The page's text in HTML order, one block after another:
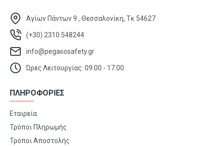
Αγίων Πάντων 9 , Θεσσαλονίκη, Τκ 54627
(+30) 2310 548244
info@pegasosafety.gr
Ώρες Λειτουργίας: 09:00 - 17:00
ΠΛΗΡΟΦΟΡΙΕΣ
Εταιρεία
Τρόποι Πληρωμής
Τρόποι Αποστολής